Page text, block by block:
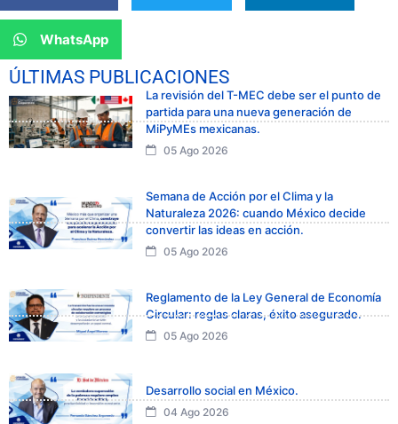
WhatsApp
ÚLTIMAS PUBLICACIONES
La revisión del T-MEC debe ser el punto de
partida para una nueva generación de
MiPyMEs mexicanas.
05 Ago 2026
Semana de Acción por el Clima y la
Naturaleza 2026: cuando México decide
convertir las ideas en acción.
05 Ago 2026
Reglamento de la Ley General de Economía
Circular: reglas claras, éxito asegurado.
05 Ago 2026
Desarrollo social en México.
04 Ago 2026